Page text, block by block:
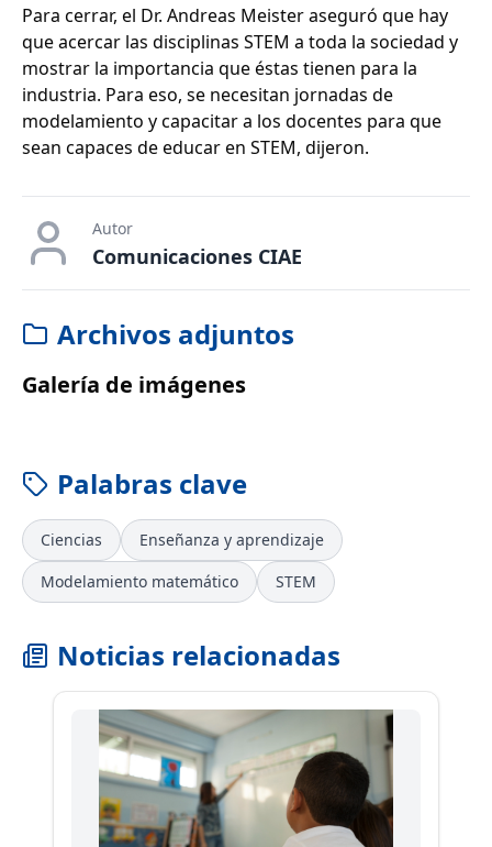
Para cerrar, el Dr. Andreas Meister aseguró que hay
que acercar las disciplinas STEM a toda la sociedad y
mostrar la importancia que éstas tienen para la
industria. Para eso, se necesitan jornadas de
modelamiento y capacitar a los docentes para que
sean capaces de educar en STEM, dijeron.
Autor
Comunicaciones CIAE
Archivos adjuntos
Galería de imágenes
Palabras clave
Ciencias
Enseñanza y aprendizaje
Modelamiento matemático
STEM
Noticias relacionadas